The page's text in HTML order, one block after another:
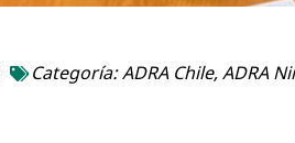
Categoría:ADRA Chile,ADRA